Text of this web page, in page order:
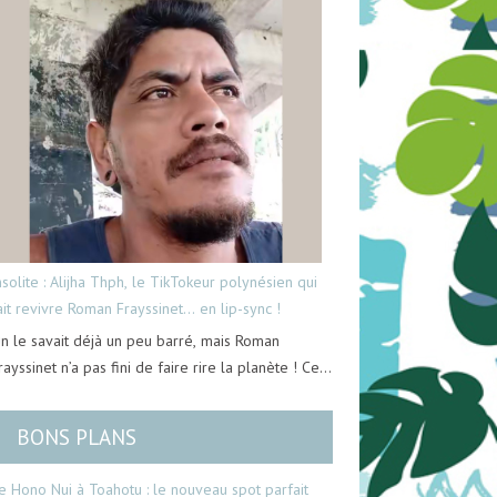
: Alijha Thph, le TikTokeur polynésien qui
revivre Roman Frayssinet… en lip-sync !
le savait déjà un peu barré, mais Roman
n’a pas fini de faire rire la planète ! Ce…
BONS PLANS
Hono Nui à Toahotu : le nouveau spot parfait